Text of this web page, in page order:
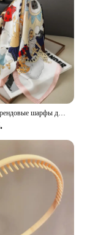
Роскошные брендовые шарфы для женщин, шелковый атласный шарф-хиджаб с принтом шаль, женская бандана 70*70 см, квадратные шали, шарфы для женщин 2024